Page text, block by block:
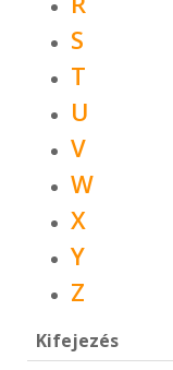
S
T
U
V
W
X
Y
Z
Kifejezés